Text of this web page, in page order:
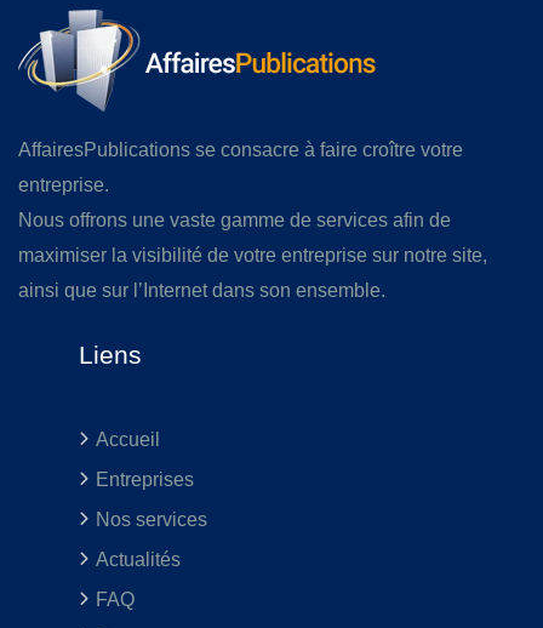
AffairesPublications se consacre à faire croître votre
entreprise.
Nous offrons une vaste gamme de services afin de
maximiser la visibilité de votre entreprise sur notre site,
ainsi que sur l’Internet dans son ensemble.
Liens
Accueil
Entreprises
Nos services
Actualités
FAQ